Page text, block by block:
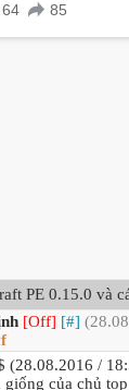
PE 0.15.0 và
[Off] [#]
(28.08.2016 /
của chủ